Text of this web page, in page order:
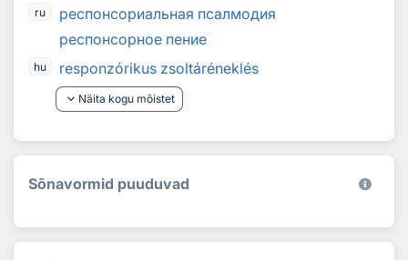
ru
рecпoнcopиaльная пcaлмoдия
респонсорное пение
hu
responzórikus zsoltáréneklés
keyboard_arrow_down Näita kogu mõistet
Sõnavormid puuduvad